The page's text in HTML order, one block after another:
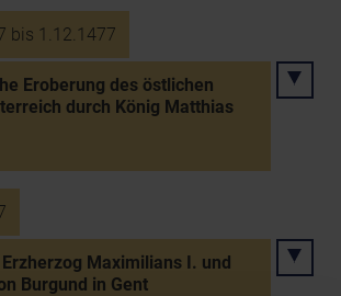
bis 1.12.1477
Eroberung des östlichen
durch König Matthias
Maximilians I. und
Burgund in Gent